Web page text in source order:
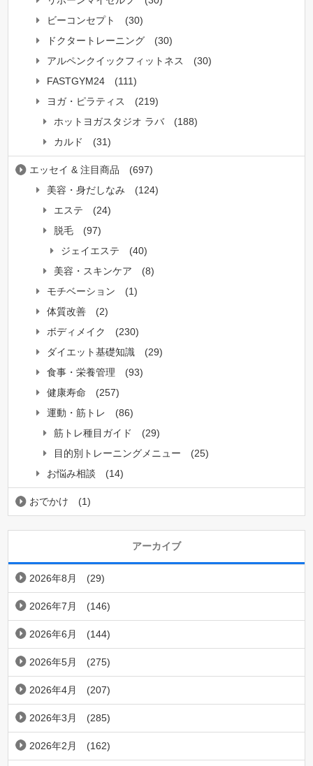
ビーコンセプト
(30)
ドクタートレーニング
(30)
アルペンクイックフィットネス
(30)
FASTGYM24
(111)
ヨガ・ピラティス
(219)
ホットヨガスタジオ ラバ
(188)
カルド
(31)
エッセイ & 注目商品
(697)
美容・身だしなみ
(124)
エステ
(24)
脱毛
(97)
ジェイエステ
(40)
美容・スキンケア
(8)
モチベーション
(1)
体質改善
(2)
ボディメイク
(230)
ダイエット基礎知識
(29)
食事・栄養管理
(93)
健康寿命
(257)
運動・筋トレ
(86)
筋トレ種目ガイド
(29)
目的別トレーニングメニュー
(25)
お悩み相談
(14)
おでかけ (1)
アーカイブ
2026年8月 (29)
2026年7月 (146)
2026年6月 (144)
2026年5月 (275)
2026年4月 (207)
2026年3月 (285)
2026年2月 (162)